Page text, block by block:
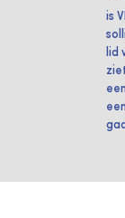
is
lid